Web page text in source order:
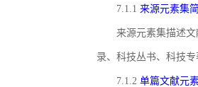
7.1.1 来源元素集
来源元素集描述
录、科技丛书、科技
7.1.2 单篇文献元